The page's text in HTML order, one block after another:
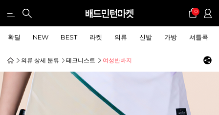
0
확딜 NEW BEST 라켓 의류 신발 가방 셔틀콕
의류 상세 분류 테크니스트 여성반바지